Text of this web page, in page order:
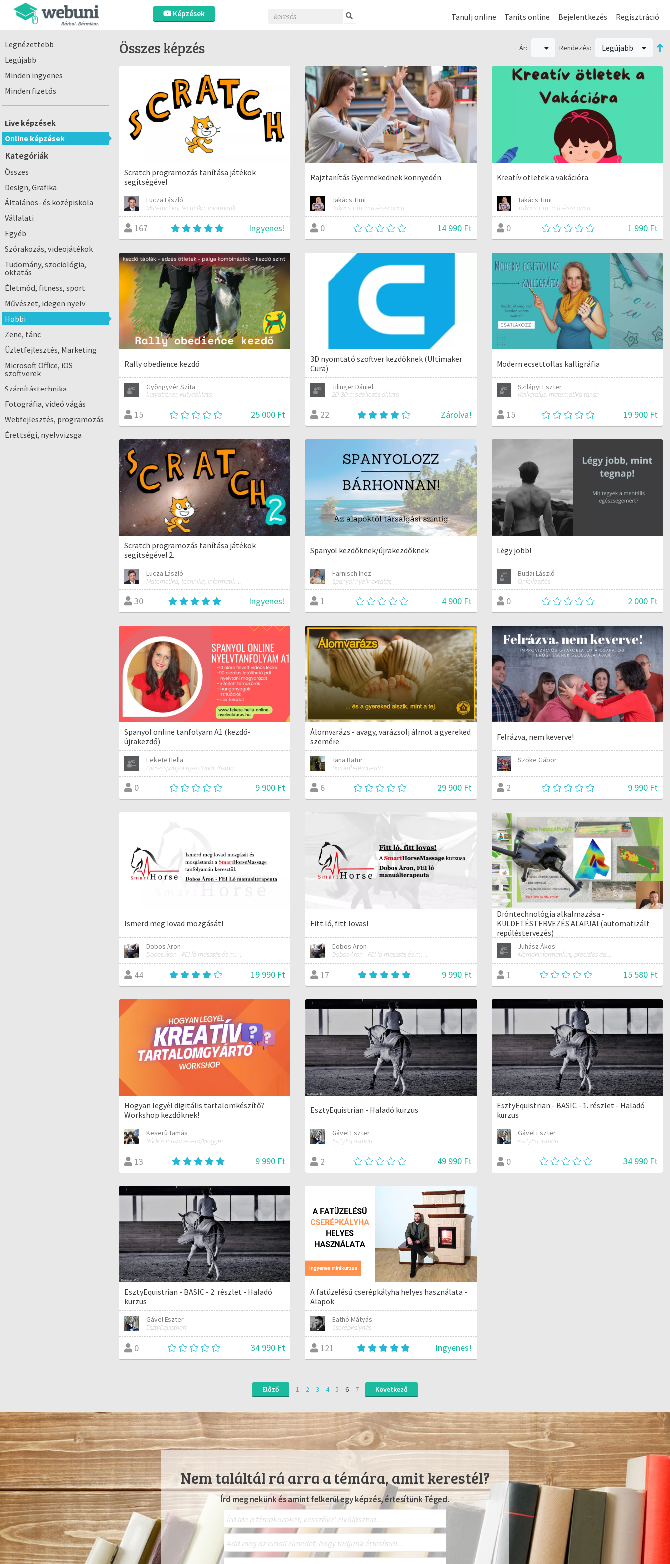
Képzések Tanulj online Taníts online Bejelentkezés Regisztráció
Legnézettebb
Legújabb
Minden ingyenes
Minden fizetős
Live képzések
Online képzések
Kategóriák
Összes
Design, Grafika
Általános- és középiskola
Vállalati
Egyéb
Szórakozás, videojátékok
Tudomány, szociológia,
oktatás
Életmód, fitness, sport
Művészet, idegen nyelv
Hobbi
Zene, tánc
Üzletfejlesztés, Marketing
Microsoft Office, iOS
szoftverek
Számítástechnika
Fotográfia, videó vágás
Webfejlesztés, programozás
Érettségi, nyelvvizsga
Összes képzés Ár: Rendezés: Legújabb
Scratch programozás tanítása játékok
segítségével
Lucza László
Matematika, technika, informatika szakos általános iskolai tanár; mentorpedagógus, mestertanár
167 Ingyenes!
Rajztanítás Gyermekednek könnyedén
Takács Timi
Takács Timi művész-coach
0 14 990 Ft
Kreatív ötletek a vakációra
Takács Timi
Takács Timi művész-coach
0 1 990 Ft
Rally obedience kezdő
Gyöngyvér Szita
kutyatréner, kutyaoktató
15 25 000 Ft
3D nyomtató szoftver kezdőknek (Ultimaker
Cura)
Tilinger Dániel
2D-3D modellezés oktató
22 Zárolva!
Modern ecsettollas kalligráfia
Szilágyi Eszter
Kalligráfus, matematika tanár
15 19 900 Ft
Scratch programozás tanítása játékok
segítségével 2.
Lucza László
Matematika, technika, informatika szakos általános iskolai tanár; mentorpedagógus, mestertanár
30 Ingyenes!
Spanyol kezdőknek/újrakezdőknek
Harnisch Inez
Spanyol nyelv oktatás
1 4 900 Ft
Légy jobb!
Budai László
Önfejlesztés
0 2 000 Ft
Spanyol online tanfolyam A1 (kezdő-
újrakezdő)
Fekete Hella
Olasz, spanyol nyelvtanár. Kismama és női jóga oktató.
0 9 900 Ft
Álomvarázs - avagy, varázsolj álmot a gyereked
szemére
Tana Batur
Doromb-terapeuta
6 29 900 Ft
Felrázva, nem keverve!
Szőke Gábor
2 9 990 Ft
Ismerd meg lovad mozgását!
Dobos Aron
Dobos Áron - FEI ló masszás és manuálterapeuta
44 19 990 Ft
Fitt ló, fitt lovas!
Dobos Aron
Dobos Áron - FEI ló masszás és manuálterapeuta
17 9 990 Ft
Dróntechnológia alkalmazása -
KÜLDETÉSTERVEZÉS ALAPJAI (automatizált
repüléstervezés)
Juhász Ákos
Mérnökinformatikus, precíziós agrárgazdálkodási szakmérnök, hivatásos ipari drónpilóta
1 15 580 Ft
Hogyan legyél digitális tartalomkészítő?
Workshop kezdőknek!
Keserü Tamás
Rádiós műsorvezető/Vlogger
13 9 990 Ft
EsztyEquistrian - Haladó kurzus
Gável Eszter
EsztyEquistrian
2 49 990 Ft
EsztyEquistrian - BASIC - 1. részlet - Haladó
kurzus
Gável Eszter
EsztyEquistrian
0 34 990 Ft
EsztyEquistrian - BASIC - 2. részlet - Haladó
kurzus
Gável Eszter
EsztyEquistrian
0 34 990 Ft
A fatüzelésű cserépkályha helyes használata -
Alapok
Bathó Mátyás
Cserépkályhás
121 Ingyenes!
Előző 1 2 3 4 5 6 7 Következő
Nem találtál rá arra a témára, amit kerestél?
Írd meg nekünk és amint felkerül egy képzés, értesítünk Téged.